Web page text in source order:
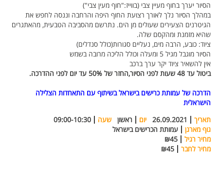
הסיור יערך בחוף מעיין צבי (בווייז:"חוף מעין צבי")
במהלך הסיור נלך לאורך רצועת החוף היפה והרחבה וננסה לחפש את
הגיטרנים הצעירים שעולים מן הים. נתרשם מהסביבה הטבעית, מהאתגרים
שהיא מזמנת ומהקסם שלה.
ציוד: כובע, הרבה מים, נעליים סגורות(כולל סנדלים)
הסיור מוגבל מגיל 5 ומעלה וכולל הליכה מרובה בשמש
אין להשאיר ציוד יקר ערך ברכב
ביטול עד 48 שעות לפני הסיור,החזר של 50% עד יום לפני ההדרכה.
הדרכה של עמותת כרישים בישראל בשיתוף עם התאחדות הצלילה
הישראלית
תאריך
26.09.2021 יום ראשון שעה
09:00-10:30
גוף מארגן
עמותת הכרישים בישראל
מחיר רגיל
₪45
מחיר לחבר
₪45